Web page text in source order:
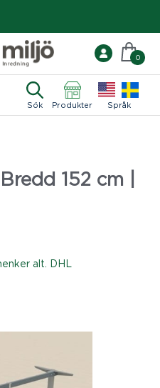
Sök Produkter Språk
0
152 cm |
alt. DHL